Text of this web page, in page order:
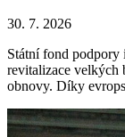
30. 7. 2026
Státní fond podpory
revitalizace velkých
obnovy. Díky